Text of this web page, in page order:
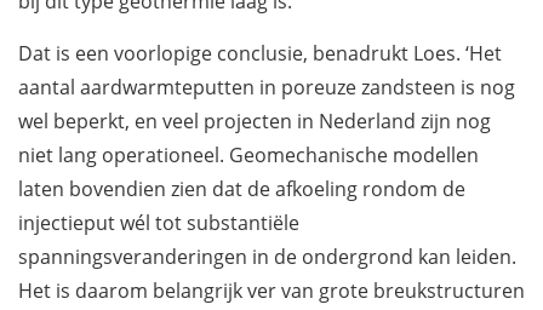
Dat is een voorlopige conclusie, benadrukt Loes. ‘Het
aantal aardwarmteputten in poreuze zandsteen is nog
wel beperkt, en veel projecten in Nederland zijn nog
niet lang operationeel. Geomechanische modellen
laten bovendien zien dat de afkoeling rondom de
injectieput wél tot substantiële
spanningsveranderingen in de ondergrond kan leiden.
Het is daarom belangrijk ver van grote breukstructuren